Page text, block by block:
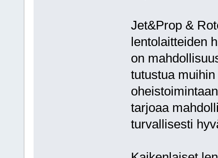
Jet&Prop &
lentolaitteiden
on
tutustua
tarjoaa
turvallisesti